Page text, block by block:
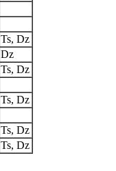
Ts, Dz
Dz
Ts, Dz
Ts, Dz
Ts, Dz
Ts, Dz